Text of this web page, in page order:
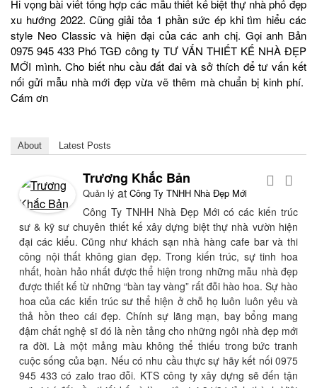
Hi vọng bài viết tổng hợp các mẫu thiết kế biệt thự nhà phố đẹp
xu hướng 2022. Cũng giải tỏa 1 phần sức ép khi tìm hiểu các
style Neo Classic và hiện đại của các anh chị. Gọi anh Bản
0975 945 433 Phó TGĐ công ty TƯ VẤN THIẾT KẾ NHÀ ĐẸP
MỚI mình. Cho biết nhu cầu đất đai và sở thích để tư vấn kết
nối gửi mẫu nhà mới đẹp vừa vẽ thêm mà chuẩn bị kinh phí.
Cám ơn
About Latest Posts
Trương Khắc Bản
Quản lý at Công Ty TNHH Nhà Đẹp Mới
Công Ty TNHH Nhà Đẹp Mới có các kiến trúc
sư & kỹ sư chuyên thiết kế xây dựng biệt thự nhà vườn hiện
đại các kiểu. Cũng như khách sạn nhà hàng cafe bar và thi
công nội thất không gian đẹp. Trong kiến trúc, sự tinh hoa
nhất, hoàn hảo nhất được thể hiện trong những mẫu nhà đẹp
được thiết kế từ những “bàn tay vàng” rất đỗi hào hoa. Sự hào
hoa của các kiến trúc sư thể hiện ở chỗ họ luôn luôn yêu và
thả hồn theo cái đẹp. Chính sự lãng mạn, bay bổng mang
đậm chất nghệ sĩ đó là nền tảng cho những ngôi nhà đẹp mới
ra đời. Là một mảng màu không thể thiếu trong bức tranh
cuộc sống của bạn. Nếu có nhu cầu thực sự hãy kết nối 0975
945 433 có zalo trao đỗi. KTS công ty xây dựng sẽ đến tận